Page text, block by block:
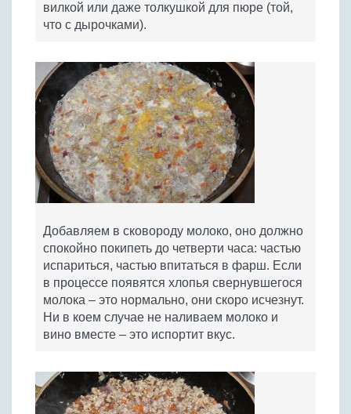
вилкой или даже толкушкой для пюре (той,
что с дырочками).
Добавляем в сковороду молоко, оно должно
спокойно покипеть до четверти часа: частью
испариться, частью впитаться в фарш. Если
в процессе появятся хлопья свернувшегося
молока – это нормально, они скоро исчезнут.
Ни в коем случае не наливаем молоко и
вино вместе – это испортит вкус.